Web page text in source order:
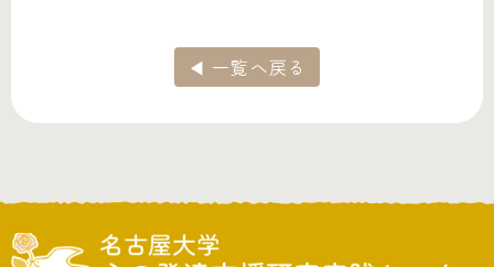
◀ 一覧へ戻る